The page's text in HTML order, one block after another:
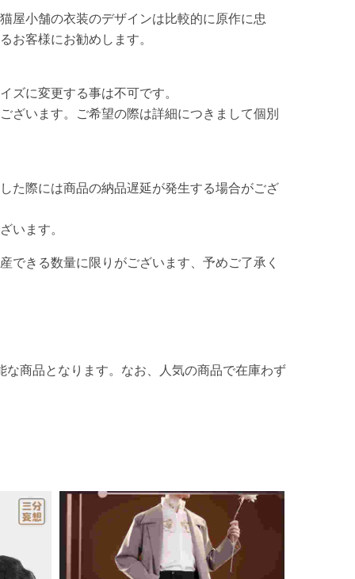
屋小舗の衣装のデザインは比較的に原作に忠
お客様にお勧めします。
に変更する事は不可です。
います。ご希望の際は詳細につきまして個別
た際には商品の納品遅延が発生する場合がござ
います。
できる数量に限りがございます、予めご了承く
商品となります。なお、人気の商品で在庫わず